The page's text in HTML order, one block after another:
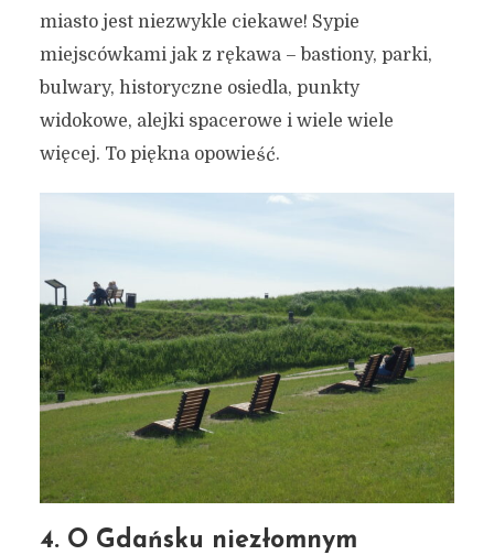
miasto jest niezwykle ciekawe! Sypie
miejscówkami jak z rękawa – bastiony, parki,
bulwary, historyczne osiedla, punkty
widokowe, alejki spacerowe i wiele wiele
więcej. To piękna opowieść.
4. O Gdańsku niezłomnym